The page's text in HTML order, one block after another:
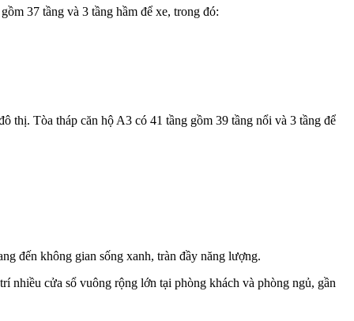
37 tầng và 3 tầng hầm để xe, trong đó:
thị. Tòa tháp căn hộ A3 có 41 tầng gồm 39 tầng nổi và 3 tầng để
đến không gian sống xanh, tràn đầy năng lượng.
cửa sổ vuông rộng lớn tại phòng khách và phòng ngủ, gần